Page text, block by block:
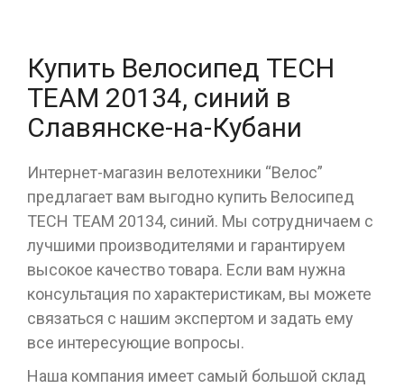
Купить Велосипед TECH
TEAM 20134, синий в
Славянске-на-Кубани
Интернет-магазин велотехники “Велос”
предлагает вам выгодно купить Велосипед
TECH TEAM 20134, синий. Мы сотрудничаем с
лучшими производителями и гарантируем
высокое качество товара. Если вам нужна
консультация по характеристикам, вы можете
связаться с нашим экспертом и задать ему
все интересующие вопросы.
Наша компания имеет самый большой склад